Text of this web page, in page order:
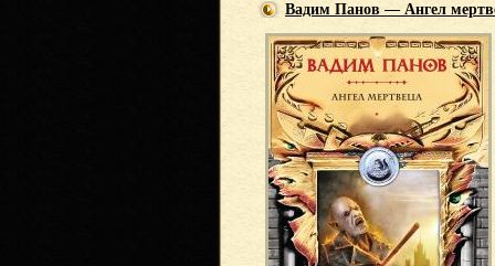
Вадим Панов — Ангел